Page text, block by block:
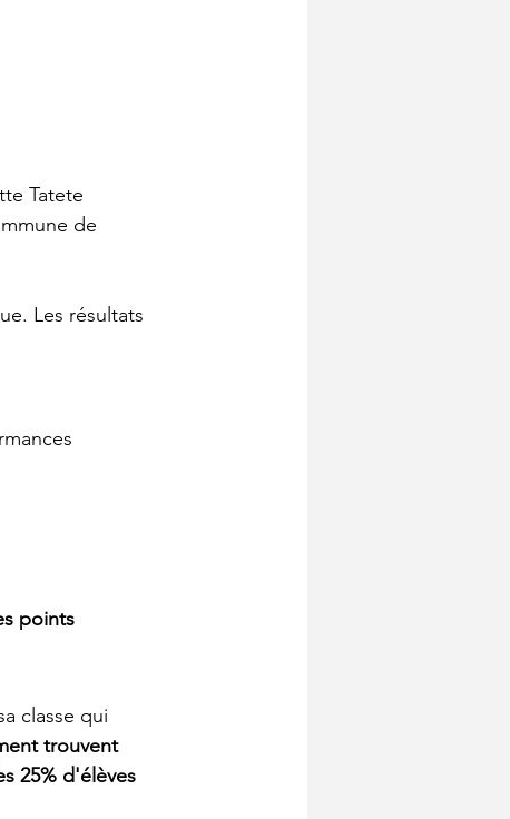
Tatete
de
Les résultats
points
classe qui
trouvent
25% d'élèves